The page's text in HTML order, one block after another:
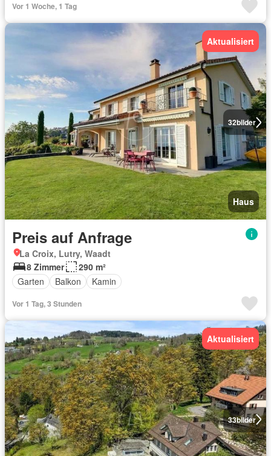
Vor 1 Woche, 1 Tag
32bilder
Aktualisiert
Haus
Preis auf Anfrage
La Croix, Lutry, Waadt
8 Zimmer
290 m²
Garten
Balkon Kamin
Vor 1 Tag, 3 Stunden
33bilder
Aktualisiert